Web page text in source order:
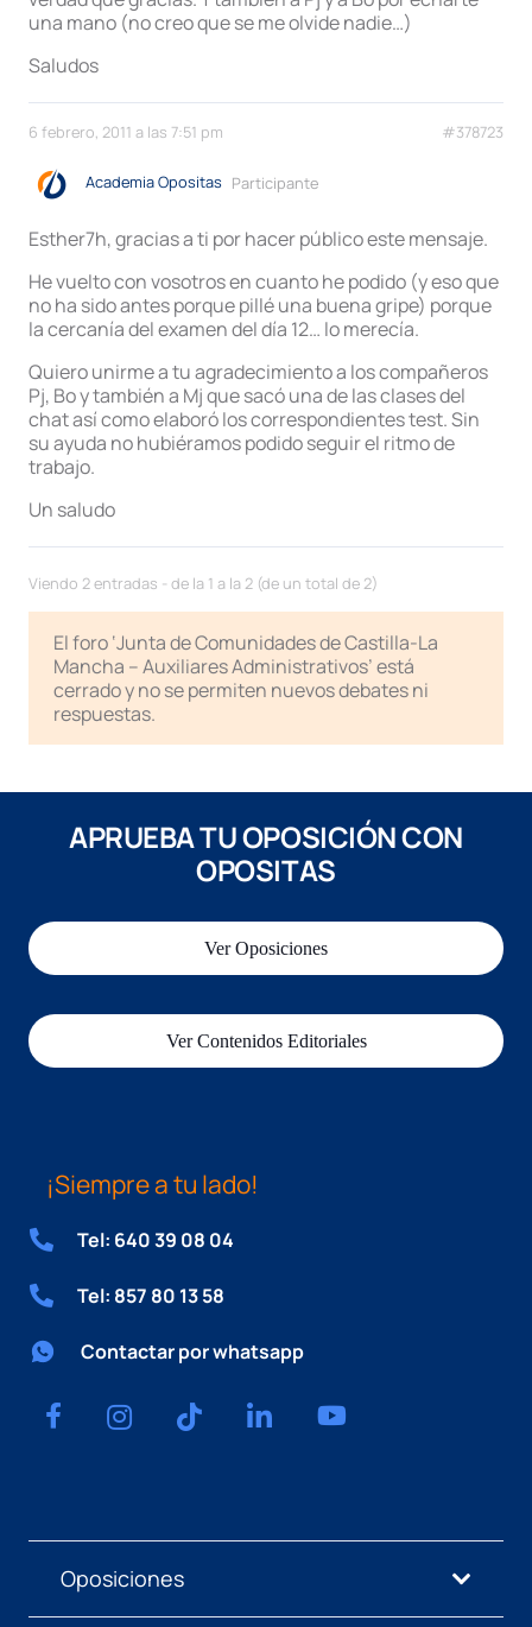
una mano (no creo que se me olvide nadie…)
Saludos
6 febrero, 2011 a las 7:51 pm #378723
Academia Opositas Participante
Esther7h, gracias a ti por hacer público este mensaje.
He vuelto con vosotros en cuanto he podido (y eso que
no ha sido antes porque pillé una buena gripe) porque
la cercanía del examen del día 12… lo merecía.
Quiero unirme a tu agradecimiento a los compañeros
Pj, Bo y también a Mj que sacó una de las clases del
chat así como elaboró los correspondientes test. Sin
su ayuda no hubiéramos podido seguir el ritmo de
trabajo.
Un saludo
Viendo 2 entradas - de la 1 a la 2 (de un total de 2)
El foro ‘Junta de Comunidades de Castilla-La
Mancha – Auxiliares Administrativos’ está
cerrado y no se permiten nuevos debates ni
respuestas.
APRUEBA TU OPOSICIÓN CON
OPOSITAS
Ver Oposiciones
Ver Contenidos Editoriales
¡Siempre a tu lado!
Tel: 640 39 08 04
Tel: 857 80 13 58
Contactar por whatsapp
Oposiciones